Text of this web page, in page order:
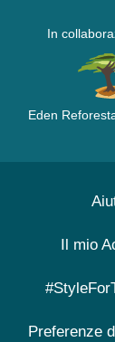
In
Eden
Il mio
Preferenze